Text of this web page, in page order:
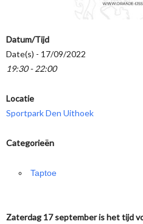
Datum/Tijd
Date(s) - 17/09/2022
19:30 - 22:00
Locatie
Sportpark Den Uithoek
Categorieën
Taptoe
Zaterdag 17 september is het tijd